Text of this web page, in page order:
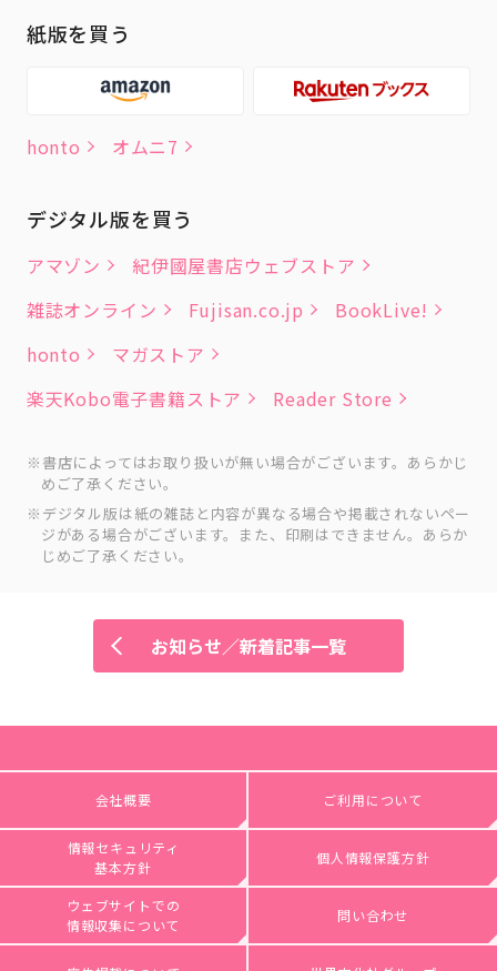
紙版を買う
honto オムニ7
デジタル版を買う
アマゾン
紀伊國屋書店ウェブストア
雑誌オンライン
Fujisan.co.jp
BookLive!
honto
マガストア
楽天Kobo電子書籍ストア
Reader Store
書店によってはお取り扱いが無い場合がございます。あらかじ
めご了承ください。
デジタル版は紙の雑誌と内容が異なる場合や掲載されないペー
ジがある場合がございます。また、印刷はできません。あらか
じめご了承ください。
お知らせ／新着記事一覧
会社概要 ご利用について
情報セキュリティ
基本方針
個人情報保護方針
ウェブサイトでの
情報収集について
問い合わせ